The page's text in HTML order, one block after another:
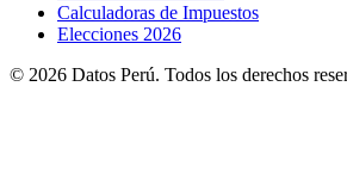
Calculadoras de Impuestos
Elecciones 2026
© 2026 Datos Perú. Todos los derechos